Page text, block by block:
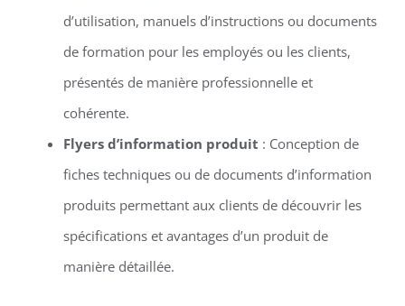
d’utilisation, manuels d’instructions ou documents
de formation pour les employés ou les clients,
présentés de manière professionnelle et
cohérente.
Flyers d’information produit : Conception de
fiches techniques ou de documents d’information
produits permettant aux clients de découvrir les
spécifications et avantages d’un produit de
manière détaillée.